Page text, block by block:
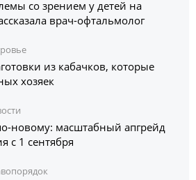
со зрением у детей на
врач-офтальмолог
из кабачков, которые
хозяек
новому: масштабный апгрейд
с 1 сентября